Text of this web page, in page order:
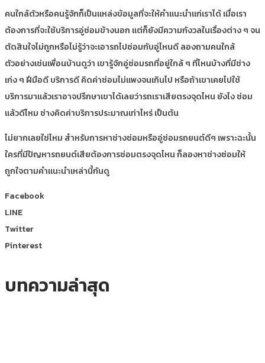
คนใกล้ตัวหรือคนรู้จักก็เป็นแหล่งข้อมูลที่จะให้คำแนะนำแก่เราได้ เมื่อเรา
ต้องการที่จะใช้บริการอู่ซ่อมข้างนอก แต่ก็ยังมีความกังวลในเรื่องต่าง ๆ จน
ตัดสินใจไม่ถูกหรือไม่รู้ว่าจะเอารถไปซ่อมกับอู่ไหนดี ลองถามคนใกล้
ตัวอย่างเช่นเพื่อนบ้านดูว่า เขารู้จักอู่ซ่อมรถที่อยู่ใกล้ ๆ ที่ไหนบ้างที่มีช่าง
เก่ง ๆ ฝีมือดี บริการดี คิดค่าซ่อมไม่แพงจนเกินไป หรือถ้าเขาเคยไปใช้
บริการมาแล้วเราอาจปรึกษาเขาได้เลยว่ารถเราเสียตรงจุดไหน ยังไง ซ่อม
แล้วดีไหม ช่างคิดค่าบริการประมาณเท่าไหร่ เป็นต้น
ไม่ยากเลยใช่ไหม สำหรับการหาช่างซ่อมหรืออู่ซ่อมรถยนต์ดีๆ เพราะฉะนั้น
ใครที่มีปัญหารถยนต์เสียต้องการซ่อมตรงจุดไหน ก็ลองหาช่างซ่อมให้
ถูกใจตามคำแนะนำเหล่านี้กันดู
Facebook
LINE
Twitter
Pinterest
บทความล่าสุด